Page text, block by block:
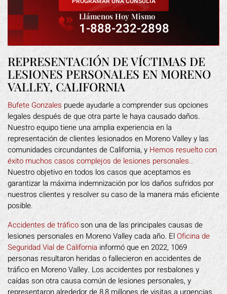
Llámenos Hoy Mismo
1-888-232-2898
REPRESENTACIÓN DE VÍCTIMAS DE
LESIONES PERSONALES EN MORENO
VALLEY, CALIFORNIA
Bufete Gonzales puede ayudarle a comprender sus opciones
legales después de que otra parte le haya causado daños.
Nuestro equipo tiene una amplia experiencia en la
representación de clientes lesionados en Moreno Valley y las
comunidades circundantes de California, y Hemos resuelto con
éxito muchos casos complejos de lesiones personales..
Nuestro objetivo en todos los casos que aceptamos es
garantizar la máxima indemnización por los daños sufridos por
nuestros clientes y resolver su caso de la manera más eficiente
posible.
Accidentes de tráficoson una de las principales causas de
lesiones personales en Moreno Valley cada año. El Oficina de
Seguridad Vial de California informó que en 2022, 1069
personas resultaron heridas o fallecieron en accidentes de
tráfico en Moreno Valley. Los accidentes por resbalones y
caídas son otra causa común de lesiones personales, y